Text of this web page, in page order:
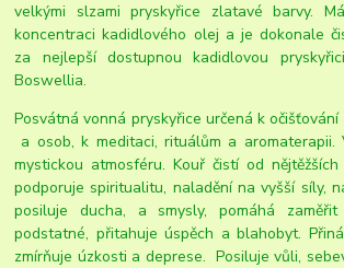
velkými slzami pryskyřice zlatavé barvy.
koncentraci kadidlového olej a je dokonale
za nejlepší dostupnou kadidlovou
Boswellia.
Posvátná vonná pryskyřice určená k
a osob, k meditaci, rituálům a
mystickou atmosféru. Kouř čistí od
podporuje spiritualitu, naladění na vyšší síly,
posiluje ducha, a smysly, pomáhá
podstatné, přitahuje úspěch a blahobyt.
zmírňuje úzkosti a deprese. Posiluje vůli,